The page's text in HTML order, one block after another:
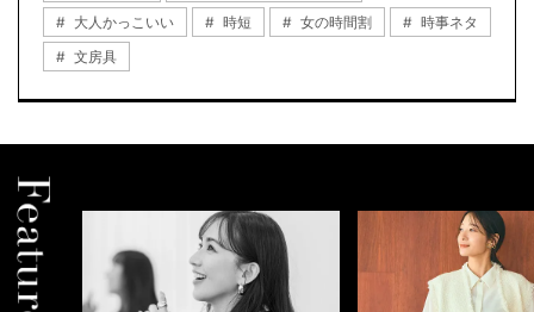
大人かっこいい
時短 女の時間割
時事ネタ
文房具